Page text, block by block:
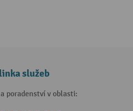
služeb
poradenství v oblasti: